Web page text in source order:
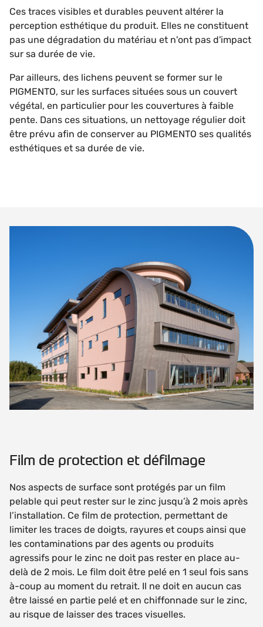
Ces traces visibles et durables peuvent altérer la
perception esthétique du produit. Elles ne constituent
pas une dégradation du matériau et n'ont pas d'impact
sur sa durée de vie.
Par ailleurs, des lichens peuvent se former sur le
PIGMENTO, sur les surfaces situées sous un couvert
végétal, en particulier pour les couvertures à faible
pente. Dans ces situations, un nettoyage régulier doit
être prévu afin de conserver au PIGMENTO ses qualités
esthétiques et sa durée de vie.
Film de protection et défilmage
Nos aspects de surface sont protégés par un film
pelable qui peut rester sur le zinc jusqu’à 2 mois après
l’installation. Ce film de protection, permettant de
limiter les traces de doigts, rayures et coups ainsi que
les contaminations par des agents ou produits
agressifs pour le zinc ne doit pas rester en place au-
delà de 2 mois. Le film doit être pelé en 1 seul fois sans
à-coup au moment du retrait. Il ne doit en aucun cas
être laissé en partie pelé et en chiffonnade sur le zinc,
au risque de laisser des traces visuelles.